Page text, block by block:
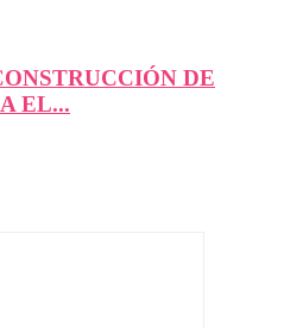
DE
EL...